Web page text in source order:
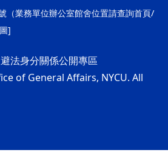
（業務單位辦公室館舍位置請查詢首頁/
]
法身分關係公開專區
of General Affairs, NYCU. All